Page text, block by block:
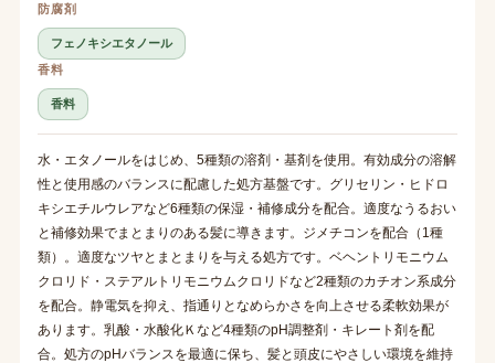
防腐剤
フェノキシエタノール
香料
香料
水・エタノールをはじめ、5種類の溶剤・基剤を使用。有効成分の溶解
性と使用感のバランスに配慮した処方基盤です。グリセリン・ヒドロ
キシエチルウレアなど6種類の保湿・補修成分を配合。適度なうるおい
と補修効果でまとまりのある髪に導きます。ジメチコンを配合（1種
類）。適度なツヤとまとまりを与える処方です。ベヘントリモニウム
クロリド・ステアルトリモニウムクロリドなど2種類のカチオン系成分
を配合。静電気を抑え、指通りとなめらかさを向上させる柔軟効果が
あります。乳酸・水酸化Ｋなど4種類のpH調整剤・キレート剤を配
合。処方のpHバランスを最適に保ち、髪と頭皮にやさしい環境を維持